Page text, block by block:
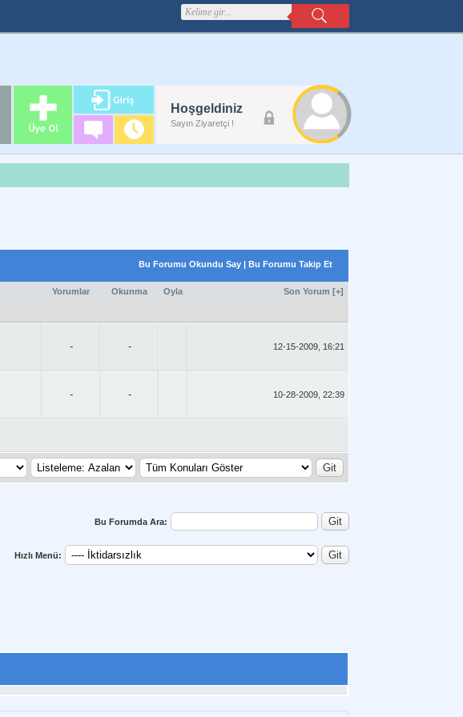
Hoşgeldiniz
Sayın Ziyaretçi !
Forum
Reklam Alanı
Bu Forumu Okundu Say | Bu Forumu Takip Et
Yorumlar Okunma Oyla Son Yorum [+]
- - 12-15-2009, 16:21
- - 10-28-2009, 22:39
Bu Forumda Ara:
Hızlı Menü: